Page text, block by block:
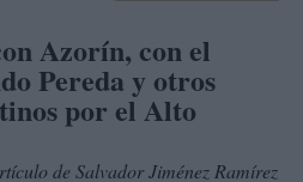
Azorín, con el
Pereda y otros
por el Alto
de Salvador Jiménez Ramírez